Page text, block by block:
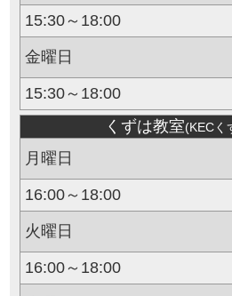
15:30～18:00
金曜日
15:30～18:00
くずは教室(KECく
月曜日
16:00～18:00
火曜日
16:00～18:00